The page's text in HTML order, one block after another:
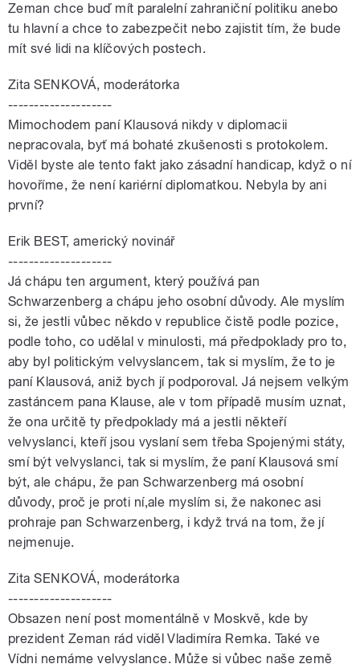
Zeman chce buď mít paralelní zahraniční politiku anebo
tu hlavní a chce to zabezpečit nebo zajistit tím, že bude
mít své lidi na klíčových postech.
Zita SENKOVÁ, moderátorka
--------------------
Mimochodem paní Klausová nikdy v diplomacii
nepracovala, byť má bohaté zkušenosti s protokolem.
Viděl byste ale tento fakt jako zásadní handicap, když o ní
hovoříme, že není kariérní diplomatkou. Nebyla by ani
první?
Erik BEST, americký novinář
--------------------
Já chápu ten argument, který používá pan
Schwarzenberg a chápu jeho osobní důvody. Ale myslím
si, že jestli vůbec někdo v republice čistě podle pozice,
podle toho, co udělal v minulosti, má předpoklady pro to,
aby byl politickým velvyslancem, tak si myslím, že to je
paní Klausová, aniž bych jí podporoval. Já nejsem velkým
zastáncem pana Klause, ale v tom případě musím uznat,
že ona určitě ty předpoklady má a jestli někteří
velvyslanci, kteří jsou vyslaní sem třeba Spojenými státy,
smí být velvyslanci, tak si myslím, že paní Klausová smí
být, ale chápu, že pan Schwarzenberg má osobní
důvody, proč je proti ní,ale myslím si, že nakonec asi
prohraje pan Schwarzenberg, i když trvá na tom, že jí
nejmenuje.
Zita SENKOVÁ, moderátorka
--------------------
Obsazen není post momentálně v Moskvě, kde by
prezident Zeman rád viděl Vladimíra Remka. Také ve
Vídni nemáme velvyslance. Může si vůbec naše země